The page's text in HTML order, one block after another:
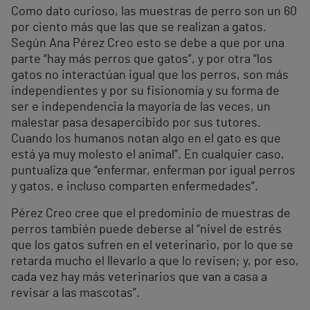
Como dato curioso, las muestras de perro son un 60
por ciento más que las que se realizan a gatos.
Según Ana Pérez Creo esto se debe a que por una
parte “hay más perros que gatos”, y por otra “los
gatos no interactúan igual que los perros, son más
independientes y por su fisionomía y su forma de
ser e independencia la mayoría de las veces, un
malestar pasa desapercibido por sus tutores.
Cuando los humanos notan algo en el gato es que
está ya muy molesto el animal”. En cualquier caso,
puntualiza que “enfermar, enferman por igual perros
y gatos, e incluso comparten enfermedades”.
Pérez Creo cree que el predominio de muestras de
perros también puede deberse al “nivel de estrés
que los gatos sufren en el veterinario, por lo que se
retarda mucho el llevarlo a que lo revisen; y, por eso,
cada vez hay más veterinarios que van a casa a
revisar a las mascotas”.